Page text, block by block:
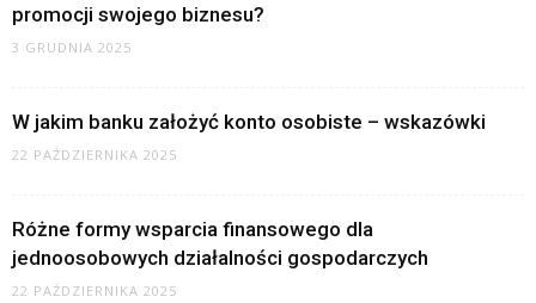
promocji swojego biznesu?
3 GRUDNIA 2025
W jakim banku założyć konto osobiste – wskazówki
22 PAŹDZIERNIKA 2025
Różne formy wsparcia finansowego dla
jednoosobowych działalności gospodarczych
22 PAŹDZIERNIKA 2025